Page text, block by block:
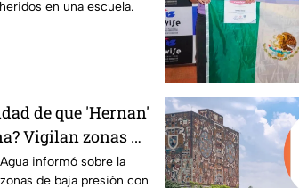
en una escuela.
de que 'Hernan'
Vigilan zonas de
de
informó sobre la
de baja presión con